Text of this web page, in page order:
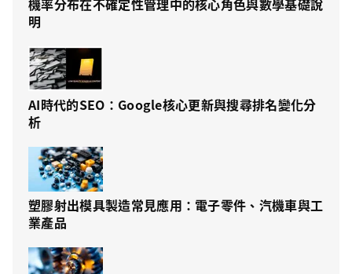
機率分布在不確定性管理中的核心角色與數學基礎說
明
AI時代的SEO：Google核心更新與搜尋排名變化分
析
塑膠射出模具製造常見應用：電子零件、汽機車與工
業產品